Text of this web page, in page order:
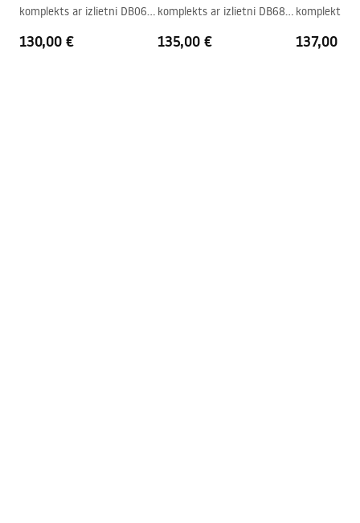
komplekts ar izlietni DB06-
130,00 €
komplekts ar izlietni DB68-
135,00 €
komplekts
137,00 €